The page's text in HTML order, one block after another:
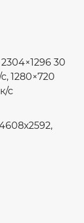
30
1280×720
с